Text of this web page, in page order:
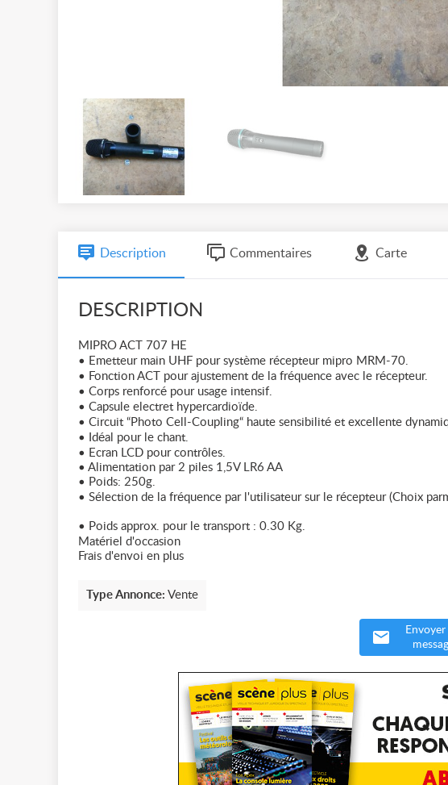
Description Commentaires Carte
DESCRIPTION
MIPRO ACT 707 HE
• Emetteur main UHF pour système récepteur mipro MRM-70.
• Fonction ACT pour ajustement de la fréquence avec le récepteur.
• Corps renforcé pour usage intensif.
• Capsule electret hypercardioïde.
• Circuit “Photo Cell-Coupling“ haute sensibilité et excellente
• Idéal pour le chant.
• Ecran LCD pour contrôles.
• Alimentation par 2 piles 1,5V LR6 AA
• Poids: 250g.
• Sélection de la fréquence par l'utilisateur sur le récepteur (Choix
• Poids approx. pour le transport : 0.30 Kg.
Matériel d'occasion
Frais d'envoi en plus
Type Annonce: Vente
Envoyer